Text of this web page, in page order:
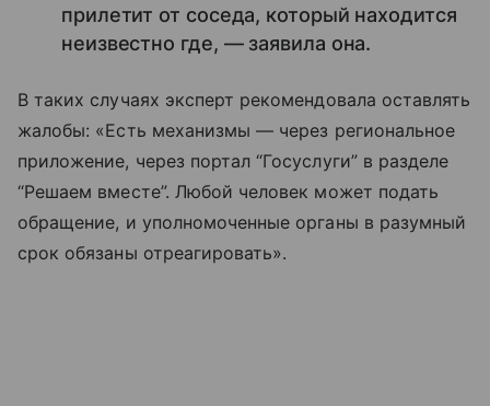
прилетит от соседа, который находится
неизвестно где, — заявила она.
В таких случаях эксперт рекомендовала оставлять
жалобы: «Есть механизмы — через региональное
приложение, через портал “Госуслуги” в разделе
“Решаем вместе”. Любой человек может подать
обращение, и уполномоченные органы в разумный
срок обязаны отреагировать».